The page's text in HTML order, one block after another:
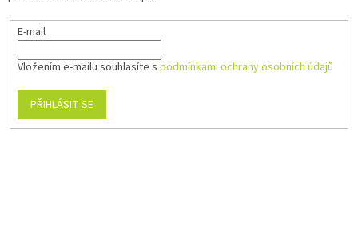
E-mail
Vložením e-mailu souhlasíte s podmínkami ochrany osobních údajů
PŘIHLÁSIT SE